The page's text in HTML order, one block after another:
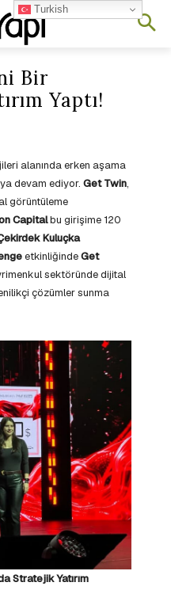
Bir
Yaptı!
alanında erken aşama
devam ediyor. Get Twin,
görüntüleme
Capitalbu girişime 120
Kuluçka
etkinliğindeGet
sektöründe dijital
çözümler sunma
Stratejik Yatırım
Turkish